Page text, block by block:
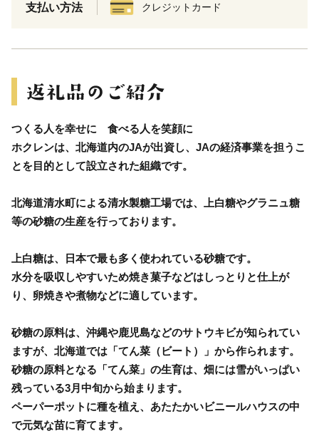
支払い方法 クレジットカード
つくる人を幸せに 食べる人を笑顔に
ホクレンは、北海道内のJAが出資し、JAの経済事業を担うこ
とを目的として設立された組織です。
北海道清水町による清水製糖工場では、上白糖やグラニュ糖
等の砂糖の生産を行っております。
上白糖は、日本で最も多く使われている砂糖です。
水分を吸収しやすいため焼き菓子などはしっとりと仕上が
り、卵焼きや煮物などに適しています。
砂糖の原料は、沖縄や鹿児島などのサトウキビが知られてい
ますが、北海道では「てん菜（ビート）」から作られます。
砂糖の原料となる「てん菜」の生育は、畑には雪がいっぱい
残っている3月中旬から始まります。
ペーパーポットに種を植え、あたたかいビニールハウスの中
で元気な苗に育てます。